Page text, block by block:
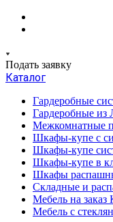
Подать заявку
Каталог
Гардеробные
Гардеробные
Межкомнатные
Шкафы-купе с
Шкафы-купе
Шкафы-купе в
Шкафы
Складные и
Мебель на заказ
Мебель с